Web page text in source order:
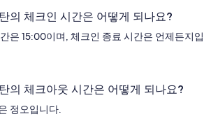
의 체크인 시간은 어떻게 되나요?
은 15:00이며, 체크인 종료 시간은 언제든지입
의 체크아웃 시간은 어떻게 되나요?
정오입니다.